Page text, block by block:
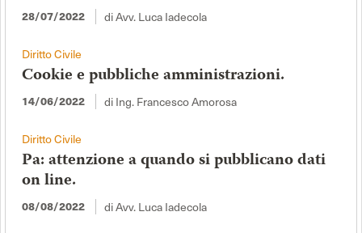
28/07/2022 di Avv. Luca Iadecola
Diritto Civile
Cookie e pubbliche amministrazioni.
14/06/2022 di Ing. Francesco Amorosa
Diritto Civile
Pa: attenzione a quando si pubblicano dati
on line.
08/08/2022 di Avv. Luca Iadecola